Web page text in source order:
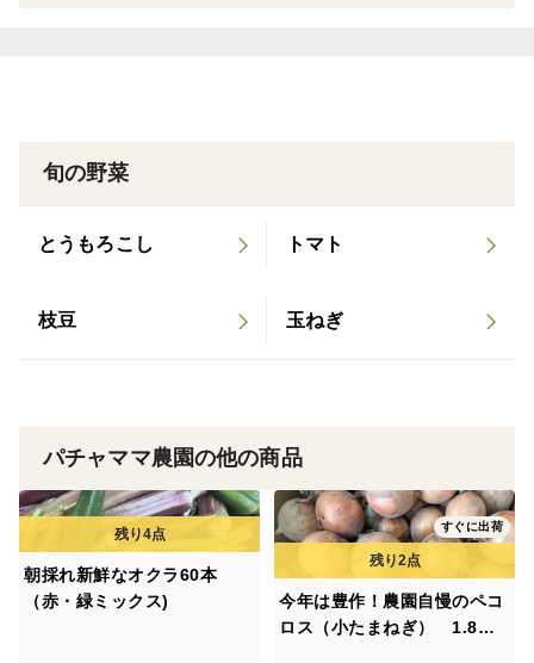
旬の野菜
とうもろこし トマト
枝豆 玉ねぎ
パチャママ農園の他の商品
朝採れ新鮮なオクラ60本
（赤・緑ミックス)
すぐに出荷
今年は豊作！農園自慢のペコ
ロス（小たまねぎ） 1.8ｋ